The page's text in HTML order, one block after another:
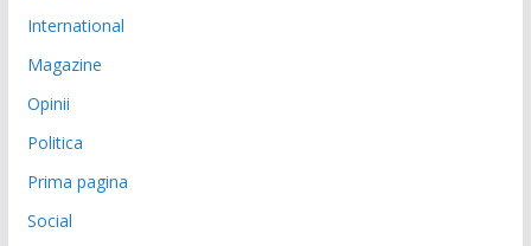
International
Magazine
Opinii
Politica
Prima pagina
Social